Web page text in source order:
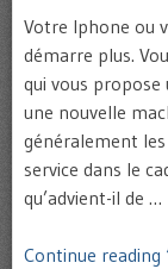
Votre Iphone ou
démarre plus.
qui vous propose
une nouvelle
généralement
service dans le
qu’advient-il de …
Continue reading